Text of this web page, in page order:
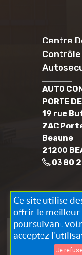
Centre
Contrôle
AUTO
PORTE
19 rue
ZAC
Beaune
21200
03 80
Ce site utilise
offrir le meilleur
poursuivant
acceptez
Je